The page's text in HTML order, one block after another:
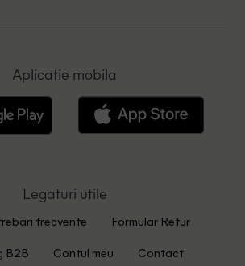
Aplicatie mobila
Legaturi utile
frecvente Formular Retur
B2B Contul meu Contact